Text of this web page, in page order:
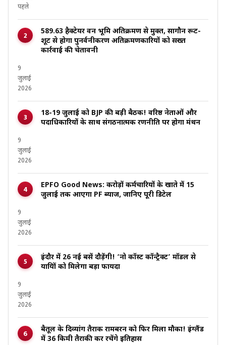
पहले
589.63 हैक्टेयर वन भूमि अतिक्रमण से मुक्त, सागौन रूट-
शूट से होगा पुनर्वनीकरण अतिक्रमणकारियों को सख्त
कार्रवाई की चेतावनी
9
जुलाई
2026
18-19 जुलाई को BJP की बड़ी बैठक! वरिष्ठ नेताओं और
पदाधिकारियों के साथ संगठनात्मक रणनीति पर होगा मंथन
9
जुलाई
2026
EPFO Good News: करोड़ों कर्मचारियों के खाते में 15
जुलाई तक आएगा PF ब्याज, जानिए पूरी डिटेल
9
जुलाई
2026
इंदौर में 26 नई बसें दौड़ेंगी! ‘नो कॉस्ट कॉन्ट्रैक्ट’ मॉडल से
यात्रियों को मिलेगा बड़ा फायदा
9
जुलाई
2026
बैतूल के दिव्यांग तैराक रामबरन को फिर मिला मौका! इंग्लैंड
में 36 किमी तैराकी कर रचेंगे इतिहास